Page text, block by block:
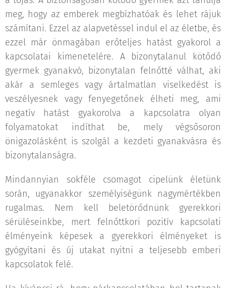
meg, hogy az emberek megbízhatóak és lehet rájuk
számítani. Ezzel az alapvetéssel indul el az életbe, és
ezzel már önmagában erőteljes hatást gyakorol a
kapcsolatai kimenetelére. A bizonytalanul kötődő
gyermek gyanakvó, bizonytalan felnőtté válhat, aki
akár a semleges vagy ártalmatlan viselkedést is
veszélyesnek vagy fenyegetőnek élheti meg, ami
negatív hatást gyakorolva a kapcsolatra olyan
folyamatokat indíthat be, mely végsősoron
önigazolásként is szolgál a kezdeti gyanakvásra és
bizonytalanságra.
Mindannyian sokféle csomagot cipelünk életünk
során, ugyanakkor személyiségünk nagymértékben
rugalmas. Nem kell beletörődnünk gyerekkori
sérüléseinkbe, mert felnőttkori pozitív kapcsolati
élményeink képesek a gyerekkori élményeket is
gyógyítani és új utakat nyitni a teljesebb emberi
kapcsolatok felé.